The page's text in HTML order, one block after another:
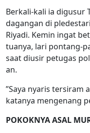
Berkali-kali ia digusur
dagangan di
Riyadi. Kemin ingat
tuanya, lari pontang-
saat diusir petugas
an.
”Saya nyaris tersiram
katanya mengenang
POKOKNYA ASAL